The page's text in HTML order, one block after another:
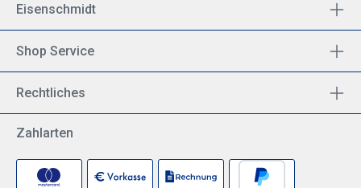
Eisenschmidt
Shop Service
Rechtliches
Zahlarten